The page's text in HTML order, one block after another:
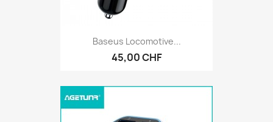
Baseus Locomotive...
45,00 CHF